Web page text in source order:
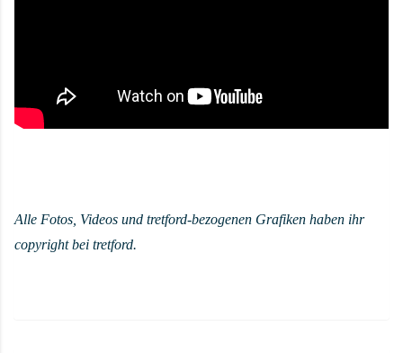
Alle Fotos, Videos und tretford-bezogenen Grafiken haben ihr
copyright bei tretford.